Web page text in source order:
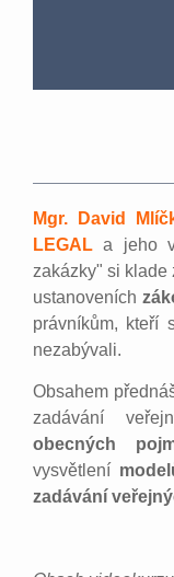
Mgr. David
LEGAL a jeho
zakázky" si klade
ustanoveních
právníkům, kteří
nezabývali.
Obsahem
zadávání
obecných
vysvětlení
zadávání